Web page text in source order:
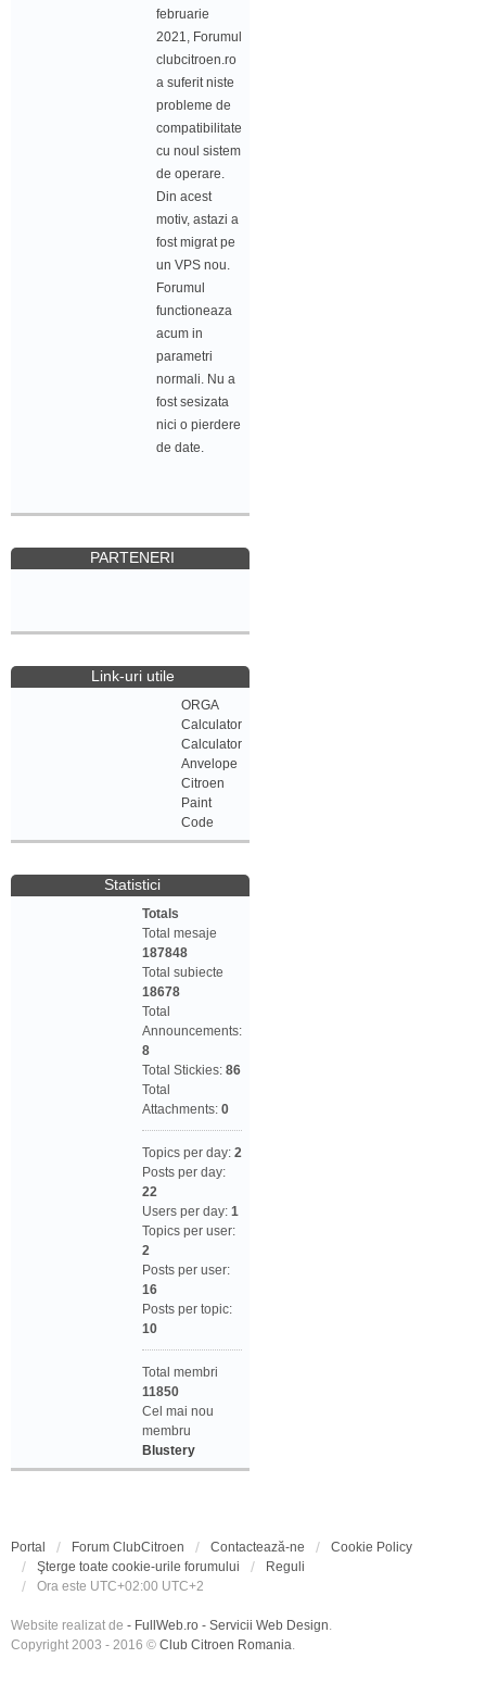
februarie
2021, Forumul
clubcitroen.ro
a suferit niste
probleme de
compatibilitate
cu noul sistem
de operare.
Din acest
motiv, astazi a
fost migrat pe
un VPS nou.
Forumul
functioneaza
acum in
parametri
normali. Nu a
fost sesizata
nici o pierdere
de date.
PARTENERI
Link-uri utile
ORGA
Calculator
Calculator
Anvelope
Citroen
Paint
Code
Statistici
Totals
Total mesaje
187848
Total subiecte
18678
Total
Announcements:
8
Total Stickies: 86
Total
Attachments: 0
Topics per day: 2
Posts per day:
22
Users per day: 1
Topics per user:
2
Posts per user:
16
Posts per topic:
10
Total membri
11850
Cel mai nou
membru
Blustery
Portal Forum ClubCitroen Contactează-ne
Cookie Policy
Şterge toate cookie-urile forumului
Reguli
Ora este UTC+02:00 UTC+2
Website realizat de - FullWeb.ro - Servicii Web Design.
Copyright 2003 - 2016 © Club Citroen Romania.